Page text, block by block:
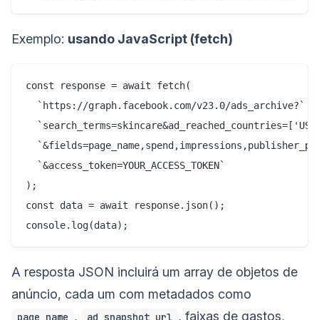
Exemplo: usando JavaScript (fetch)
const response = await fetch(
  `https://graph.facebook.com/v23.0/ads_archive?` +
  `&access_token=YOUR_ACCESS_TOKEN`
);
const data = await response.json();
A resposta JSON incluirá um array de objetos de
anúncio, cada um com metadados como
, , faixas de gastos,